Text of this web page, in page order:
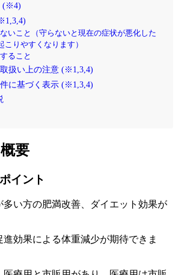
(※4)
いこと（守らないと現在の症状が悪化した
こりやすくなります）
ること
扱い上の注意 (※1,3,4)
に基づく表示 (※1,3,4)
要
イント
多い方の肥満改善、 ダイエット効果が
進効果による体重減少が期待できま